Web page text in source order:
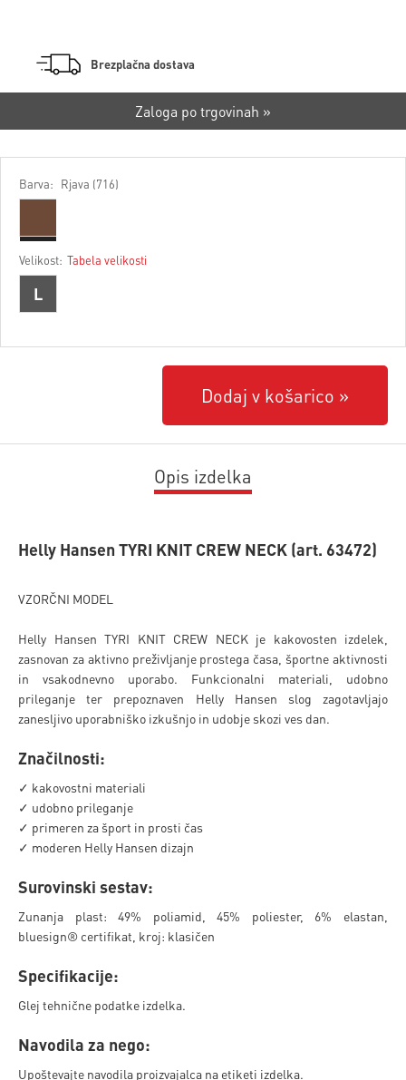
Brezplačna dostava
Zaloga po trgovinah »
Barva: Rjava (716)
Velikost: Tabela velikosti
L
Dodaj v košarico
Opis izdelka
Helly Hansen TYRI KNIT CREW NECK (art. 63472)
VZORČNI MODEL
Helly Hansen TYRI KNIT CREW NECK je kakovosten izdelek,
zasnovan za aktivno preživljanje prostega časa, športne aktivnosti
in vsakodnevno uporabo. Funkcionalni materiali, udobno
prileganje ter prepoznaven Helly Hansen slog zagotavljajo
zanesljivo uporabniško izkušnjo in udobje skozi ves dan.
Značilnosti:
✓ kakovostni materiali
✓ udobno prileganje
✓ primeren za šport in prosti čas
✓ moderen Helly Hansen dizajn
Surovinski sestav:
Zunanja plast: 49% poliamid, 45% poliester, 6% elastan,
bluesign® certifikat, kroj: klasičen
Specifikacije:
Glej tehnične podatke izdelka.
Navodila za nego:
Upoštevajte navodila proizvajalca na etiketi izdelka.